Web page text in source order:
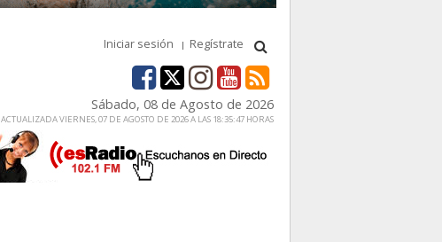
Iniciar sesión Regístrate
Sábado, 08 de Agosto de 2026
ACTUALIZADA VIERNES, 07 DE AGOSTO DE 2026 A LAS 18:35:47 HORAS